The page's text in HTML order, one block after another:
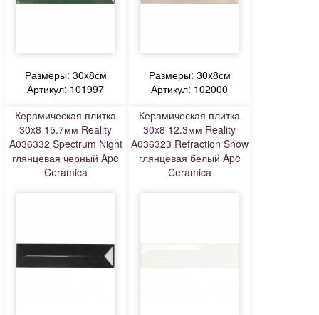
Размеры: 30x8см
Артикул: 101997
Размеры: 30x8см
Артикул: 102000
Керамическая плитка
30x8 15.7мм Reality
A036332 Spectrum Night
глянцевая черный Ape
Ceramica
Керамическая плитка
30x8 12.3мм Reality
A036323 Refraction Snow
глянцевая белый Ape
Ceramica